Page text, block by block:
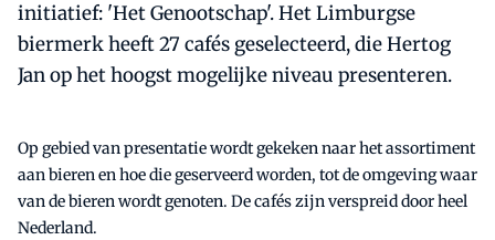
initiatief: 'Het Genootschap'. Het Limburgse
biermerk heeft 27 cafés geselecteerd, die Hertog
Jan op het hoogst mogelijke niveau presenteren.
Op gebied van presentatie wordt gekeken naar het assortiment
aan bieren en hoe die geserveerd worden, tot de omgeving waar
van de bieren wordt genoten. De cafés zijn verspreid door heel
Nederland.